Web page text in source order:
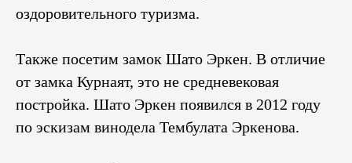
оздоровительного туризма.
Также посетим замок Шато Эркен. В отличие
от замка Курнаят, это не средневековая
постройка. Шато Эркен появился в 2012 году
по эскизам винодела Тембулата Эркенова.